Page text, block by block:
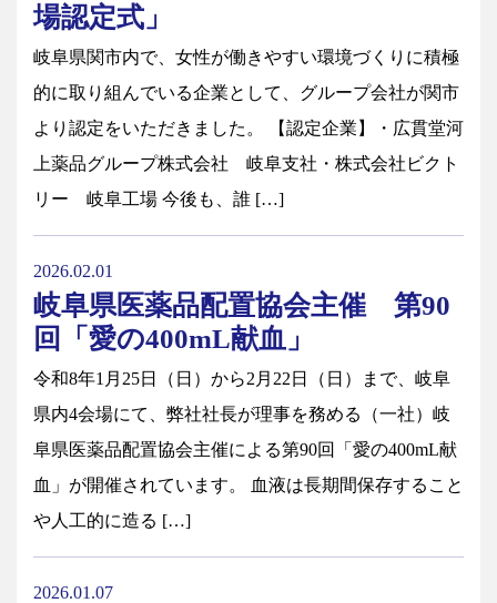
場認定式」
岐阜県関市内で、女性が働きやすい環境づくりに積極
的に取り組んでいる企業として、グループ会社が関市
より認定をいただきました。 【認定企業】・広貫堂河
上薬品グループ株式会社 岐阜支社・株式会社ビクト
リー 岐阜工場 今後も、誰 […]
2026.02.01
岐阜県医薬品配置協会主催 第90
回「愛の400mL献血」
令和8年1月25日（日）から2月22日（日）まで、岐阜
県内4会場にて、弊社社長が理事を務める（一社）岐
阜県医薬品配置協会主催による第90回「愛の400mL献
血」が開催されています。 血液は長期間保存すること
や人工的に造る […]
2026.01.07